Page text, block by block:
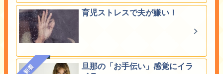
育児ストレスで夫が嫌い！
新着
旦那の「お手伝い」感覚にイラ